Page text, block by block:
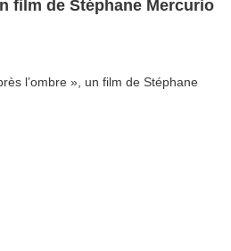
film de Stéphane Mercurio